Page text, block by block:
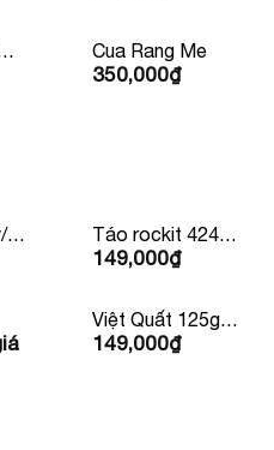
Ăn
Cua Rang Me
350,000₫
Táo rockit 424g
4 Quả Mỹ/
149,000₫
Việt Quất 125g
Newzealand/Mỹ/
149,000₫